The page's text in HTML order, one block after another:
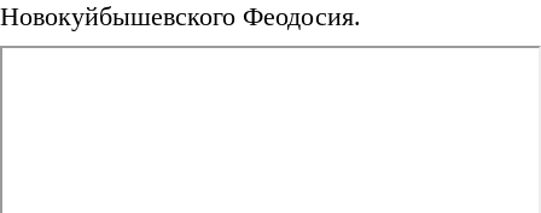
Новокуйбышевского Феодосия.